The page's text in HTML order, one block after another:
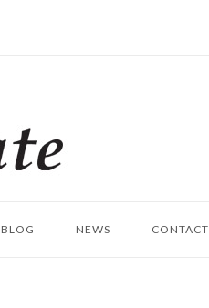
BLOG NEWS CONTACT